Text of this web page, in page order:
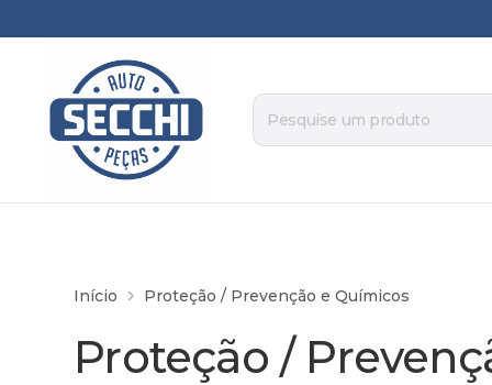
Início Proteção / Prevenção e Químicos
Proteção /